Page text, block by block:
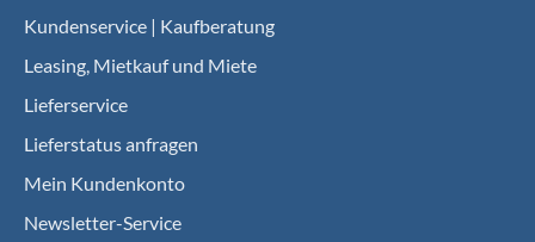
Kundenservice | Kaufberatung
Leasing, Mietkauf und Miete
Lieferservice
Lieferstatus anfragen
Mein Kundenkonto
Newsletter-Service